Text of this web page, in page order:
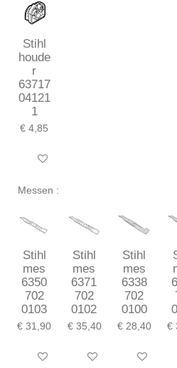
Stihl
houde
r
63717
04121
1
€ 4,85
In winkelwagen
Messen :
Stihl
mes
6350
702
0103
€ 31,90
In winkelwagen
Stihl
mes
6371
702
0102
€ 35,40
In winkelwagen
Stihl
mes
6338
702
0100
€ 28,40
In
€